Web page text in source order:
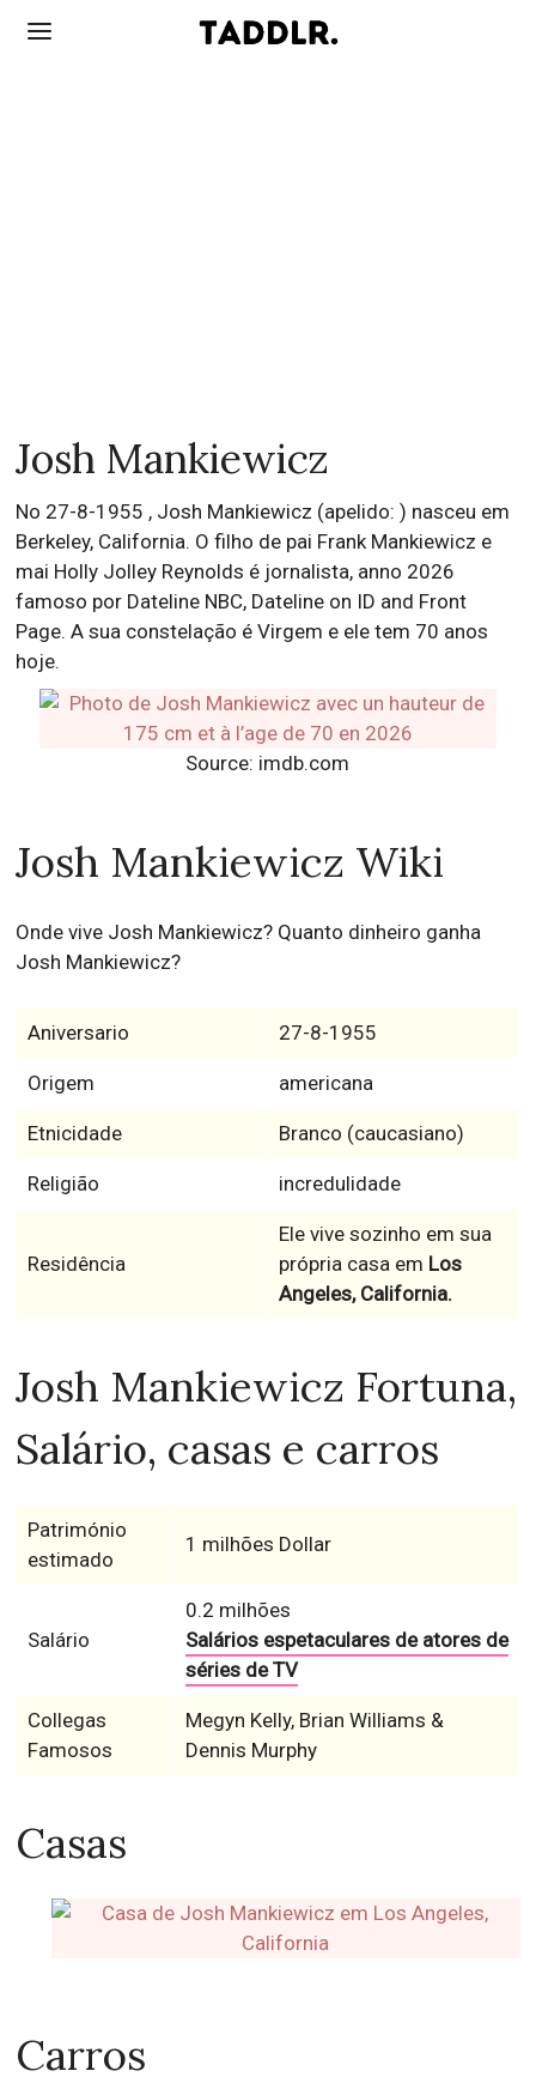
Josh Mankiewicz
No 27-8-1955 , Josh Mankiewicz (apelido: ) nasceu em
Berkeley, California. O filho de pai Frank Mankiewicz e
mai Holly Jolley Reynolds é jornalista, anno 2026
famoso por Dateline NBC, Dateline on ID and Front
Page. A sua constelação é Virgem e ele tem 70 anos
hoje.
Source: imdb.com
Josh Mankiewicz Wiki
Onde vive Josh Mankiewicz? Quanto dinheiro ganha
Josh Mankiewicz?
Aniversario 27-8-1955
Origem americana
Etnicidade Branco (caucasiano)
Religião incredulidade
Residência
Ele vive sozinho em sua
própria casa em Los
Angeles, California.
Josh Mankiewicz Fortuna,
Salário, casas e carros
Património
estimado
1 milhões Dollar
Salário
0.2 milhões
Salários espetaculares de atores de
séries de TV
Collegas
Famosos
Megyn Kelly, Brian Williams &
Dennis Murphy
Casas
Carros